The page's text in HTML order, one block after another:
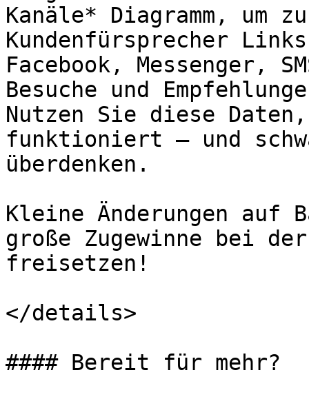
Kanäle* Diagramm, um
Kundenfürsprecher
Facebook, Messenger,
Besuche und
Nutzen Sie diese
funktioniert — und
überdenken.
Kleine Änderungen auf
große Zugewinne bei
freisetzen!
</details>
#### Bereit für mehr?